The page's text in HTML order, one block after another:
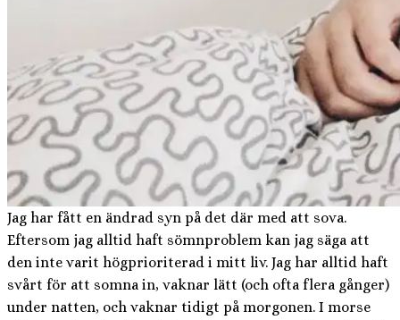
Jag har fått en ändrad syn på det där med att sova.
Eftersom jag alltid haft sömnproblem kan jag säga att
den inte varit högprioriterad i mitt liv. Jag har alltid haft
svårt för att somna in, vaknar lätt (och ofta flera gånger)
under natten, och vaknar tidigt på morgonen. I morse